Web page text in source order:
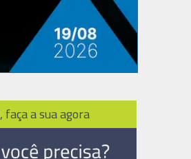
, faça a sua agora